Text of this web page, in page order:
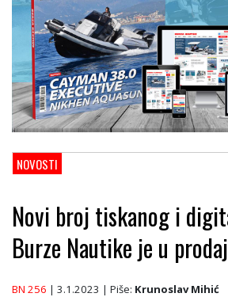
NOVOSTI
Novi broj tiskanog i
Burze Nautike je u
BN 256 | 3.1.2023 | Piše: Krunoslav Mihić